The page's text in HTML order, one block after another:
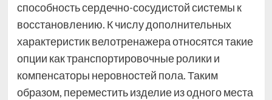
способность сердечно-сосудистой системы к
восстановлению. К числу дополнительных
характеристик велотренажера относятся такие
опции как транспортировочные ролики и
компенсаторы неровностей пола. Таким
образом, переместить изделие из одного места